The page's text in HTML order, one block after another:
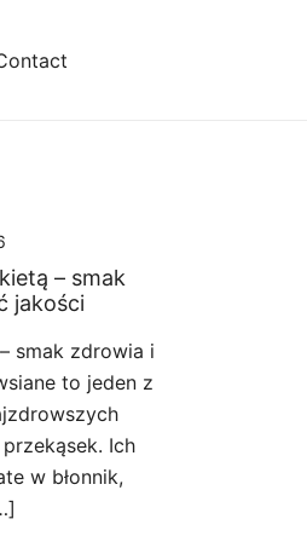
– smak
jakości
smak zdrowia i
to jeden z
Ich
w błonnik,